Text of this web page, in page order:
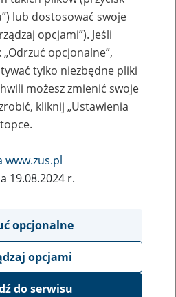
- zakładanie profili
Twojej firmy
lub dostosować swoje
opcjami”). Jeśli
opcjonalne”,
tylko niezbędne pliki
możesz zmienić swoje
kliknij „Ustawienia
www.zus.pl
19.08.2024 r.
opcjonalne
opcjami
do serwisu